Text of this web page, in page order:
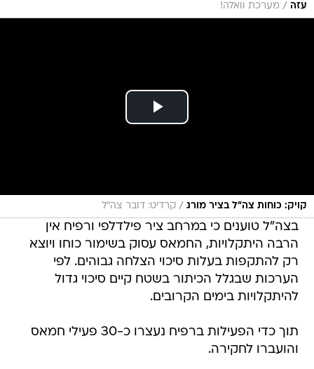
עזה / מערכת וואלה!
קויק: כוחות צה"ל בציר מורג / קרדיט: דובר צה"ל
בצה"ל טוענים כי במרחב ציר פילדלפי ורפיח אין
הרבה היתקלויות, החמאס עסוק בשימור כוחו ויוצא
רק להתקפות בעלות סיכוי הצלחה גבוהים. לפי
הערכות שבגלל הכיתור בשטח קיים סיכוי גדול
להיתקלויות בימים הקרובים.
תוך כדי הפעילות ברפיח נעצרו כ-30 פעילי חמאס
והועברו לחקירה.